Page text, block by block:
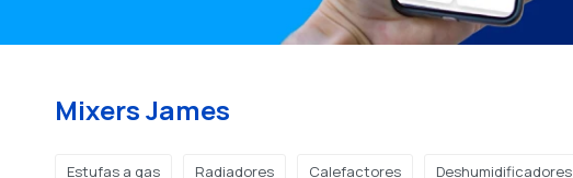
Mixers James
Estufas a gas Radiadores Calefactores Deshumidificadores